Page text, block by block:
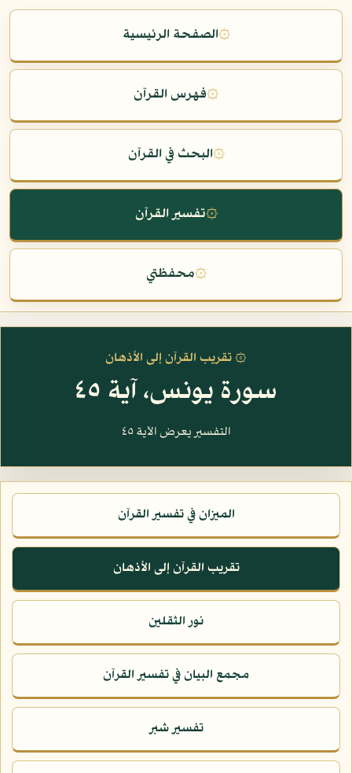
۞الصفحة الرئيسية
۞فهرس القرآن
۞البحث في القرآن
۞تفسير القرآن
۞محفظتي
۞ تقريب القرآن إلى الأذهان
سورة يونس، آية ٤٥
التفسير يعرض الآية ٤٥
الميزان في تفسير القرآن
تقريب القرآن إلى الأذهان
نور الثقلين
مجمع البيان في تفسير القرآن
تفسير شبر